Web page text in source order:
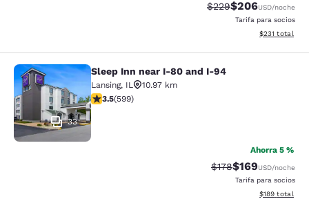
Precio tachado:
$229Precio con
$206USD/noche
Tarifa para socios
Ver detalles
$231 total
Sleep Inn near I-80 and I-94
33
Sleep Inn near I-80 and I-94
Lansing, IL
10.97 km
calificación de 3.54 estrellas. Bueno. 599 reseñas
3.5(599)
Ahorra 5 %
Precio tachado:
$178Precio con
$169USD/noche
Tarifa para socios
Ver detalles
$189 total